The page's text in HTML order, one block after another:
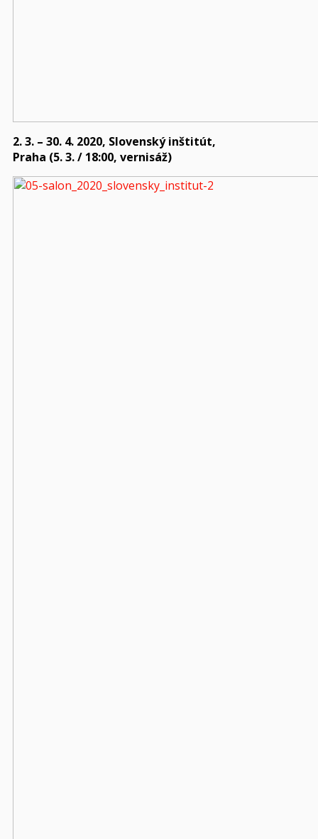
2. 3. – 30. 4. 2020, Slovenský inštitút,
Praha (5. 3. / 18:00, vernisáž)